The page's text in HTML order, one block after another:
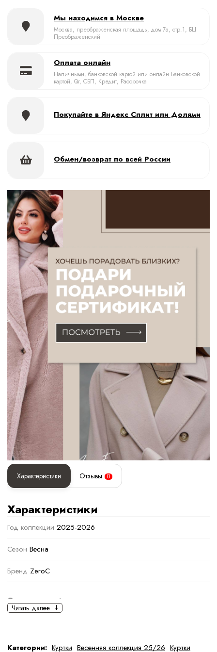
Мы находимся в Москве
Москва, преображенская площадь, дом 7а, стр.1, БЦ
Преображенский
Оплата онлайн
Наличными, банковской картой или онлайн Банковской
картой, Qr, СБП, Кредит, Рассрочка
Покупайте в Яндекс Сплит или Долями
Обмен/возврат по всей России
Характеристики Отзывы 0
Характеристики
Год коллекции 2025-2026
Сезон Весна
Бренд ZeroC
Основная информация
Ткань Полиэстер
Читать далее
Категории: Куртки Весенняя коллекция 25/26 Куртки